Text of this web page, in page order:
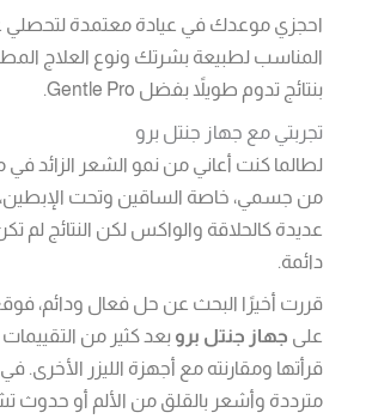
احجزي موعدك في عيادة معتمدة لتحصلي
المناسب لطبيعة بشرتك ونوع العلاج
بنتائج تدوم طويلاً بفضل Gentle Pro.
تجربتي مع جهاز جنتل برو
لطالما كنت أعاني من نمو الشعر الزائد
من جسمي، خاصة الساقين وتحت
عديدة كالحلاقة والواكس لكن النتائج لم
دائمة.
قررت أخيرًا البحث عن حل فعال ودائم،
على جهاز جنتل برو بعد كثير من التقييمات
قرأتها ومقارنته مع أجهزة الليزر الأخرى.
مترددة وأشعر بالقلق من الألم أو